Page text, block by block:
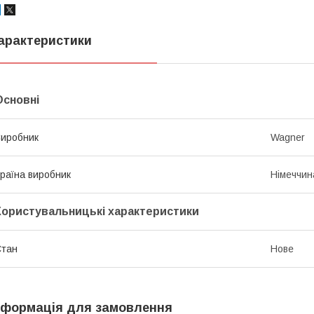
Wagner
виробник
характеристики
Нове
для замовлення